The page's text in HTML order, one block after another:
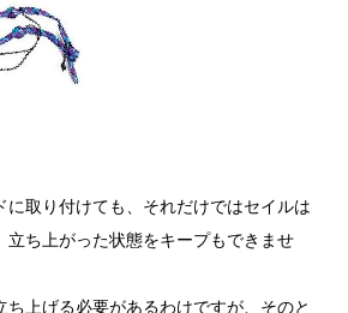
に取り付けても、それだけではセイルは
立ち上がった状態をキープもできませ
ち上げる必要があるわけですが、そのと